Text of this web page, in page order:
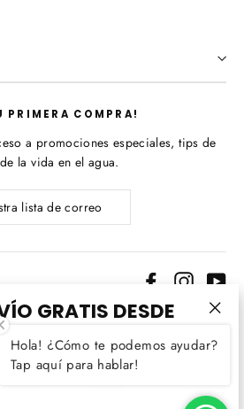
PRIMERA COMPRA!
a promociones especiales, tips de
la vida en el agua.
Facebook
Idioma
Español
GRATIS DESDE
Hola! ¿Cómo te podemos ayudar?
Tap aquí para hablar!